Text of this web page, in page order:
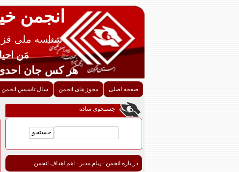
انجمن
شناسه ملی قزوین
مَن احیاها
هر کس جان احدی را
صفحه اصلی مجوز های انجمن سال تاسیس انجمن
جستجوی ساده
در باره انجمن - پیام مدیر - اهم اهداف انجمن